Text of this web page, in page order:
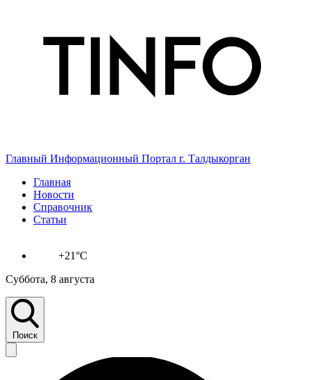
Главный Информационный Портал г. Талдыкорган
Главная
Новости
Справочник
Статьи
+21°C
Суббота, 8 августа
Поиск